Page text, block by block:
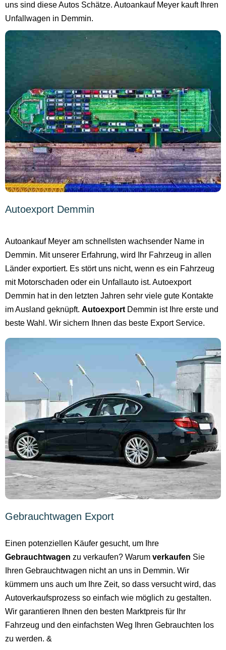
uns sind diese Autos Schätze. Autoankauf Meyer kauft Ihren
Unfallwagen in Demmin.
Autoexport Demmin
Autoankauf Meyer am schnellsten wachsender Name in
Demmin. Mit unserer Erfahrung, wird Ihr Fahrzeug in allen
Länder exportiert. Es stört uns nicht, wenn es ein Fahrzeug
mit Motorschaden oder ein Unfallauto ist. Autoexport
Demmin hat in den letzten Jahren sehr viele gute Kontakte
im Ausland geknüpft. Autoexport Demmin ist Ihre erste und
beste Wahl. Wir sichern Ihnen das beste Export Service.
Gebrauchtwagen Export
Einen potenziellen Käufer gesucht, um Ihre
Gebrauchtwagen zu verkaufen? Warum verkaufen Sie
Ihren Gebrauchtwagen nicht an uns in Demmin. Wir
kümmern uns auch um Ihre Zeit, so dass versucht wird, das
Autoverkaufsprozess so einfach wie möglich zu gestalten.
Wir garantieren Ihnen den besten Marktpreis für Ihr
Fahrzeug und den einfachsten Weg Ihren Gebrauchten los
zu werden. &